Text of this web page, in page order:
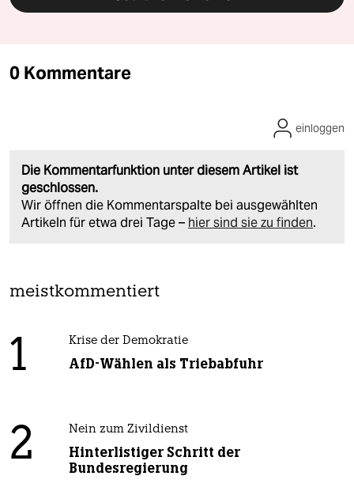
0 Kommentare
Die Kommentarfunktion unter diesem Artikel ist
geschlossen.
Wir öffnen die Kommentarspalte bei ausgewählten
Artikeln für etwa drei Tage – hier sind sie zu finden.
einloggen
meistkommentiert
1 Krise der Demokratie
AfD-Wählen als Triebabfuhr
2 Nein zum Zivildienst
Hinterlistiger Schritt der
Bundesregierung